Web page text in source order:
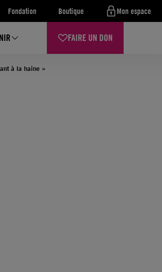
Fondation Boutique Mon espace
FAIRE UN DON
à la haine »